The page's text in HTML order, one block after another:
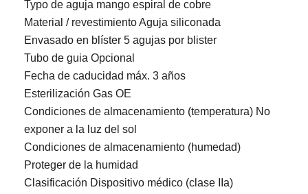
Typo de aguja mango espiral de cobre
Material / revestimiento Aguja siliconada
Envasado en blíster 5 agujas por blister
Tubo de guia Opcional
Fecha de caducidad máx. 3 años
Esterilización Gas OE
Condiciones de almacenamiento (temperatura) No
exponer a la luz del sol
Condiciones de almacenamiento (humedad)
Proteger de la humidad
Clasificación Dispositivo médico (clase IIa)